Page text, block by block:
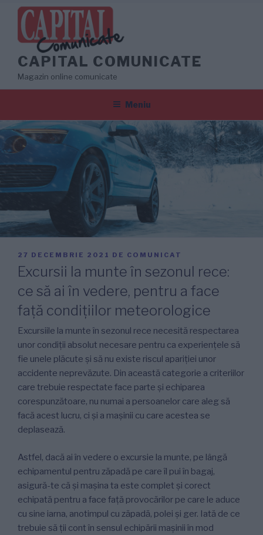
conținut
CAPITAL COMUNICATE
Magazin online comunicate
Meniu
PUBLICAT
PE
27 DECEMBRIE 2021 DE COMUNICAT
Excursii la munte în sezonul rece:
ce să ai în vedere, pentru a face
față condițiilor meteorologice
Excursiile la munte în sezonul rece necesită respectarea
unor condiții absolut necesare pentru ca experiențele să
fie unele plăcute și să nu existe riscul apariției unor
accidente neprevăzute. Din această categorie a criteriilor
care trebuie respectate face parte și echiparea
corespunzătoare, nu numai a persoanelor care aleg să
facă acest lucru, ci și a mașinii cu care acestea se
deplasează.
Astfel, dacă ai în vedere o excursie la munte, pe lângă
echipamentul pentru zăpadă pe care îl pui în bagaj,
asigură-te că și mașina ta este complet și corect
echipată pentru a face față provocărilor pe care le aduce
cu sine iarna, anotimpul cu zăpadă, polei și ger. Iată de ce
trebuie să ții cont în sensul echipării mașinii în mod